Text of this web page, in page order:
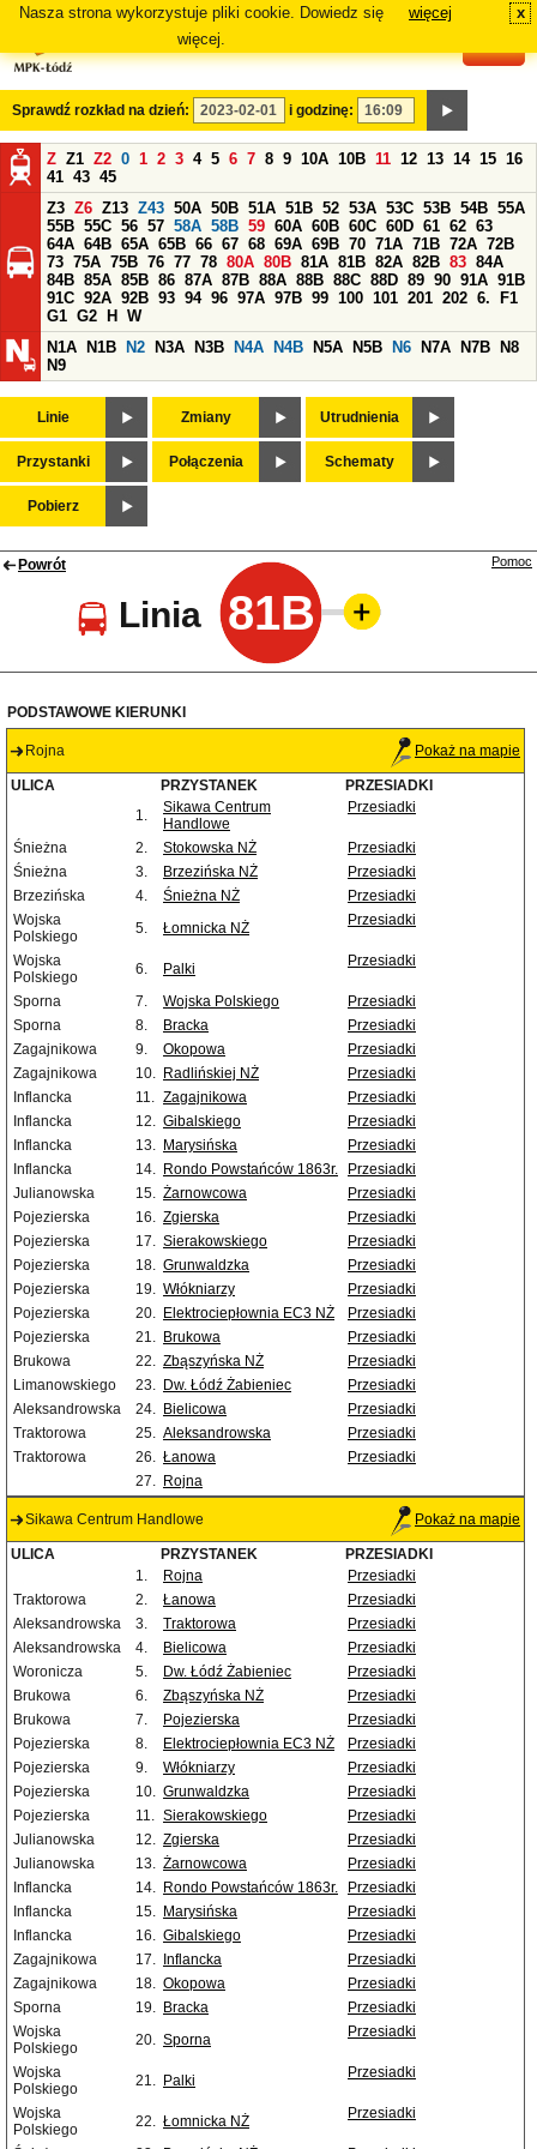
Nasza strona wykorzystuje pliki cookie. Dowiedz się
więcej.
więcej x
Sprawdź rozkład na dzień: i godzinę:
Z Z1 Z2 0 1 2 3 4 5 6 7 8 9 10A 10B 11 12 13 14 15 16
41 43 45
Z3 Z6 Z13 Z43 50A 50B 51A 51B 52 53A 53C 53B 54B 55A
55B 55C 56 57 58A 58B 59 60A 60B 60C 60D 61 62 63
64A 64B 65A 65B 66 67 68 69A 69B 70 71A 71B 72A 72B
73 75A 75B 76 77 78 80A 80B 81A 81B 82A 82B 83 84A
84B 85A 85B 86 87A 87B 88A 88B 88C 88D 89 90 91A 91B
91C 92A 92B 93 94 96 97A 97B 99 100 101 201 202 6.
F1
G1 G2 H
W
N1A
N1B N2 N3A N3B N4A N4B N5A N5B N6 N7A N7B
N8
N9
Linie Zmiany Utrudnienia
Przystanki Połączenia Schematy
Pobierz
Powrót
Linia 81B
Pomoc
PODSTAWOWE KIERUNKI
Rojna Pokaż na mapie
ULICA PRZYSTANEK
PRZESIADKI
1.
Sikawa Centrum
Handlowe
Przesiadki
Śnieżna 2. Stokowska NŻ
Przesiadki
Śnieżna
3. Brzezińska NŻ
Przesiadki
Brzezińska
4. Śnieżna NŻ
Przesiadki
Wojska
Polskiego
5. Łomnicka NŻ Przesiadki
Wojska
Polskiego
6. Palki Przesiadki
Sporna 7. Wojska Polskiego
Przesiadki
Sporna
8. Bracka
Przesiadki
Zagajnikowa
9. Okopowa
Przesiadki
Zagajnikowa
10. Radlińskiej NŻ
Przesiadki
Inflancka
11. Zagajnikowa
Przesiadki
Inflancka
12. Gibalskiego
Przesiadki
Inflancka
13. Marysińska
Przesiadki
Inflancka
14. Rondo Powstańców 1863r.
Przesiadki
Julianowska
15. Żarnowcowa
Przesiadki
Pojezierska
16. Zgierska
Przesiadki
Pojezierska
17. Sierakowskiego
Przesiadki
Pojezierska
18. Grunwaldzka
Przesiadki
Pojezierska
19. Włókniarzy
Przesiadki
Pojezierska
20. Elektrociepłownia EC3 NŻ
Przesiadki
Pojezierska
21. Brukowa
Przesiadki
Brukowa
22. Zbąszyńska NŻ
Przesiadki
Limanowskiego
23. Dw. Łódź Żabieniec
Przesiadki
Aleksandrowska
24. Bielicowa
Przesiadki
Traktorowa
25. Aleksandrowska
Przesiadki
Traktorowa
26. Łanowa
Przesiadki
27. Rojna
Sikawa Centrum Handlowe Pokaż na mapie
ULICA PRZYSTANEK
PRZESIADKI
1.
Rojna
Przesiadki
Traktorowa
2. Łanowa
Przesiadki
Aleksandrowska
3. Traktorowa
Przesiadki
Aleksandrowska
4. Bielicowa
Przesiadki
Woronicza
5. Dw. Łódź Żabieniec
Przesiadki
Brukowa
6. Zbąszyńska NŻ
Przesiadki
Brukowa
7. Pojezierska
Przesiadki
Pojezierska
8. Elektrociepłownia EC3 NŻ
Przesiadki
Pojezierska
9. Włókniarzy
Przesiadki
Pojezierska
10. Grunwaldzka
Przesiadki
Pojezierska
11. Sierakowskiego
Przesiadki
Julianowska
12. Zgierska
Przesiadki
Julianowska
13. Żarnowcowa
Przesiadki
Inflancka
14. Rondo Powstańców 1863r.
Przesiadki
Inflancka
15. Marysińska
Przesiadki
Inflancka
16. Gibalskiego
Przesiadki
Zagajnikowa
17. Inflancka
Przesiadki
Zagajnikowa
18. Okopowa
Przesiadki
Sporna
19. Bracka
Przesiadki
Wojska
Polskiego
20. Sporna Przesiadki
Wojska
Polskiego
21. Palki Przesiadki
Wojska
Polskiego
22. Łomnicka NŻ Przesiadki